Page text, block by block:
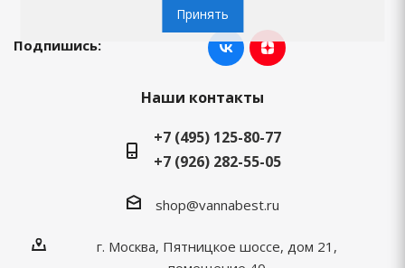
Подпишись:
Наши контакты
+7 (495) 125-80-77
+7 (926) 282-55-05
shop@vannabest.ru
г. Москва, Пятницкое шоссе, дом 21,
Принять